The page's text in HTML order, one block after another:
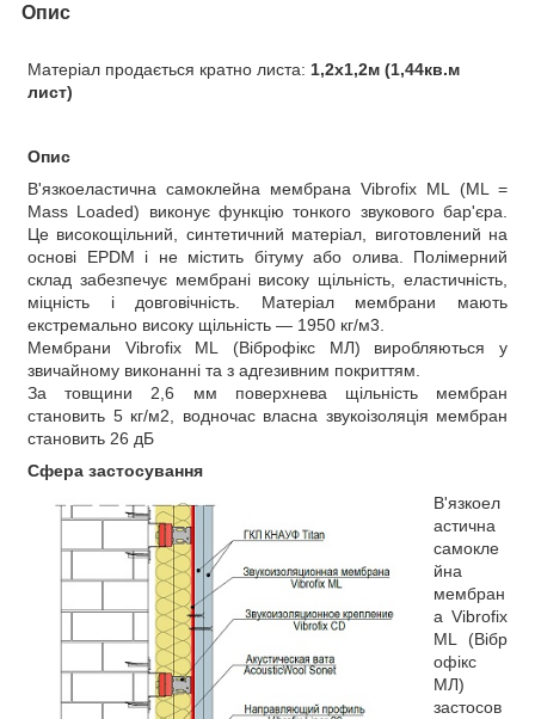
Опис
Матеріал продається кратно листа: 1,2х1,2м (1,44кв.м
лист)
Опис
В'язкоеластична самоклейна мембрана Vibrofix ML (ML =
Mass Loaded) виконує функцію тонкого звукового бар'єра.
Це високощільний, синтетичний матеріал, виготовлений на
основі EPDM і не містить бітуму або олива. Полімерний
склад забезпечує мембрані високу щільність, еластичність,
міцність і довговічність. Матеріал мембрани мають
екстремально високу щільність — 1950 кг/м3.
Мембрани Vibrofix ML (Віброфікс МЛ) виробляються у
звичайному виконанні та з адгезивним покриттям.
За товщини 2,6 мм поверхнева щільність мембран
становить 5 кг/м2, водночас власна звукоізоляція мембран
становить 26 дБ
Сфера застосування
В'язкоел
астична
самокле
йна
мембран
а Vibrofix
ML (Вібр
офікс
МЛ)
застосов